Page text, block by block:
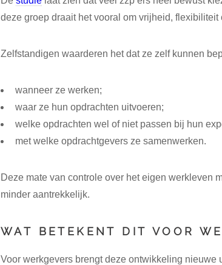
deze groep draait het vooral om vrijheid, flexibiliteit
Zelfstandigen waarderen het dat ze zelf kunnen
wanneer ze werken;
waar ze hun opdrachten uitvoeren;
welke opdrachten wel of niet passen bij hun
met welke opdrachtgevers ze samenwerken.
Deze mate van controle over het eigen werkleven
minder aantrekkelijk.
WAT BETEKENT DIT VOOR
Voor werkgevers brengt deze ontwikkeling